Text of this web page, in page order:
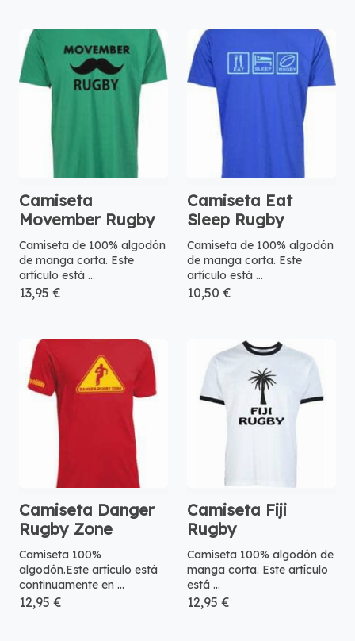
Camiseta
Movember Rugby
Camiseta de 100% algodón
de manga corta. Este
artículo está ...
13,95 €
Camiseta Eat
Sleep Rugby
Camiseta de 100% algodón
de manga corta. Este
artículo está ...
10,50 €
Camiseta Danger
Rugby Zone
Camiseta 100%
algodón.Este artículo está
continuamente en ...
12,95 €
Camiseta Fiji
Rugby
Camiseta 100% algodón de
manga corta. Este artículo
está ...
12,95 €